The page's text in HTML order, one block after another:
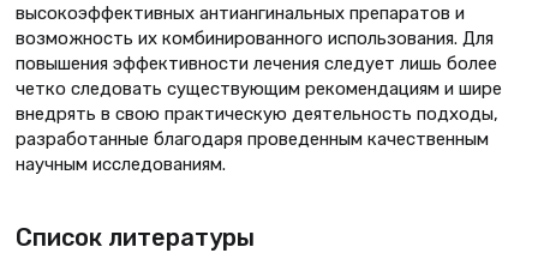
высокоэффективных антиангинальных препаратов и
возможность их комбинированного использования. Для
повышения эффективности лечения следует лишь более
четко следовать существующим рекомендациям и шире
внедрять в свою практическую деятельность подходы,
разработанные благодаря проведенным качественным
научным исследованиям.
Список литературы